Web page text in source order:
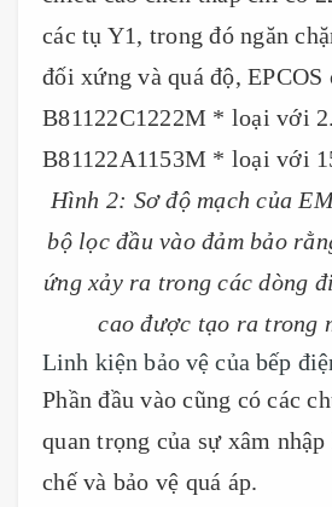
các tụ Y1, trong đó ngăn
đối xứng và quá độ, EPCOS
B81122C1222M * loại với
B81122A1153M * loại với
Hình 2: Sơ độ mạch của
bộ lọc đầu vào đảm bảo
ứng xảy ra trong các dòng
cao được tạo ra trong
Linh kiện bảo vệ của bếp
Phần đầu vào cũng có các
quan trọng của sự xâm
chế và bảo vệ quá áp.